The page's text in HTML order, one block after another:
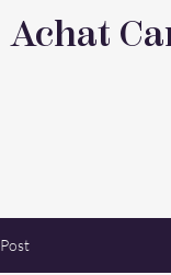
Achat
Post